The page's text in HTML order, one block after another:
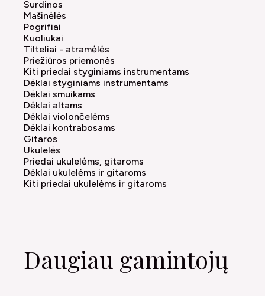
Surdinos
Mašinėlės
Pogrifiai
Kuoliukai
Tilteliai - atramėlės
Priežiūros priemonės
Kiti priedai styginiams instrumentams
Dėklai styginiams instrumentams
Dėklai smuikams
Dėklai altams
Dėklai violončelėms
Dėklai kontrabosams
Gitaros
Ukulelės
Priedai ukulelėms, gitaroms
Dėklai ukulelėms ir gitaroms
Kiti priedai ukulelėms ir gitaroms
Daugiau gamintojų